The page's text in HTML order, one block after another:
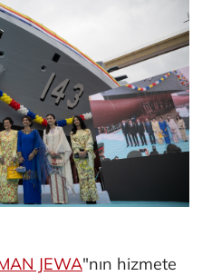
JEWA"nın hizmete